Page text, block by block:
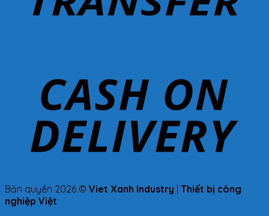
Bản quyền 2026 © Viet Xanh Industry Thiết bị công
nghiệp Việt